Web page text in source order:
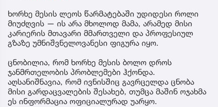
ხორხე მესის ლეოს წარმატებაში უდიდესი როლი
მიუძღვის — ის არა მხოლოდ მამა, არამედ მისი
კარიერის მთავარი მმართველი და პროფესიულ
გზაზე უმნიშვნელოვანესი ფიგურა იყო.
ცნობილია, რომ ხორხე მესის ბოლო დროს
ჯანმრთელობის პრობლემები ჰქონდა.
აღსანიშნავია, რომ ივნისშიც გავრცელდა ცნობა
მისი გარდაცვალების შესახებ, თუმცა მაშინ ოჯახმა
ეს ინფორმაცია ოფიციალურად უარყო.